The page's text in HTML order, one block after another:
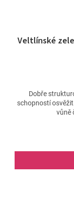
Veltlínské
Dobře
schopností
vůně